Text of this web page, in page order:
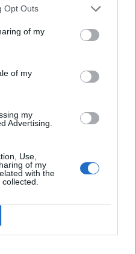
Opt Outs
of my
of my
my
Advertising.
Use,
of my
with the